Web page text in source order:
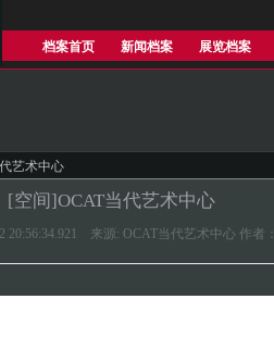
档案首页 新闻档案 展览档案
艺术中心
[空间]OCAT当代艺术中心
20:56:34.921 来源: OCAT当代艺术中心 作者：